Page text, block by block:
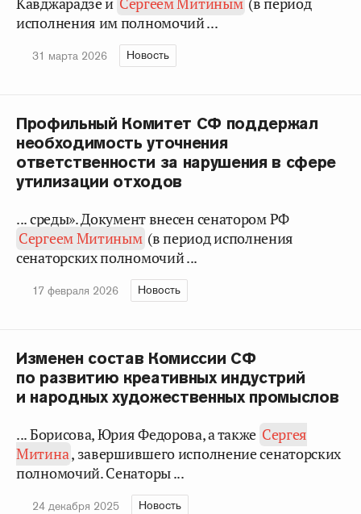
исполнения им полномочий ...
31 марта 2026 Новость
Профильный Комитет СФ поддержал
необходимость уточнения
ответственности за нарушения в сфере
утилизации отходов
... среды». Документ внесен сенатором РФ
Сергеем Митиным (в период исполнения
сенаторских полномочий ...
17 февраля 2026 Новость
Изменен состав Комиссии СФ
по развитию креативных индустрий
и народных художественных промыслов
... Борисова, Юрия Федорова, а также Сергея
Митина, завершившего исполнение сенаторских
полномочий. Сенаторы ...
24 декабря 2025 Новость